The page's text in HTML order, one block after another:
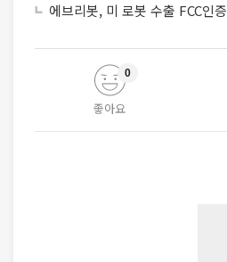
에브리봇, 미 로봇 수출 FCC인
좋아요
0